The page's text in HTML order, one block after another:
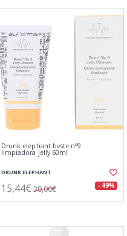
Drunk elephant beste nº9
limpiadora jelly 60ml
DRUNK ELEPHANT
15,44€ 30,00€ - 49%